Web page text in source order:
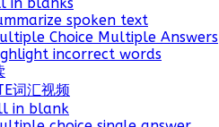
spoken text
Choice Multiple Answers
incorrect words
词汇视频
in blank